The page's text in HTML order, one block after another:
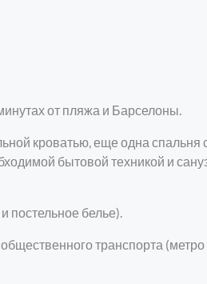
от пляжа и Барселоны.
кроватью, еще одна спальня
бытовой техникой и
постельное белье).
транспорта